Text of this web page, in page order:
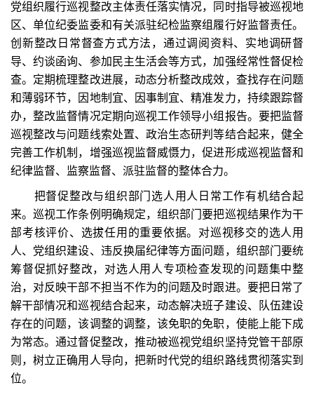
党组织履行巡视整改主体责任落实情况，同时指导被巡视地
区、单位纪委监委和有关派驻纪检监察组履行好监督责任。
创新整改日常督查方式方法，通过调阅资料、实地调研督
导、约谈函询、参加民主生活会等方式，加强经常性督促检
查。定期梳理整改进展，动态分析整改成效，查找存在问题
和薄弱环节，因地制宜、因事制宜、精准发力，持续跟踪督
办，整改监督情况定期向巡视工作领导小组报告。要把监督
巡视整改与问题线索处置、政治生态研判等结合起来，健全
完善工作机制，增强巡视监督威慑力，促进形成巡视监督和
纪律监督、监察监督、派驻监督的整体合力。
把督促整改与组织部门选人用人日常工作有机结合起
来。巡视工作条例明确规定，组织部门要把巡视结果作为干
部考核评价、选拔任用的重要依据。对巡视移交的选人用
人、党组织建设、违反换届纪律等方面问题，组织部门要统
筹督促抓好整改，对选人用人专项检查发现的问题集中整
治，对反映干部不担当不作为的问题及时跟进。要把日常了
解干部情况和巡视结合起来，动态解决班子建设、队伍建设
存在的问题，该调整的调整，该免职的免职，使能上能下成
为常态。通过督促整改，推动被巡视党组织坚持党管干部原
则，树立正确用人导向，把新时代党的组织路线贯彻落实到
位。